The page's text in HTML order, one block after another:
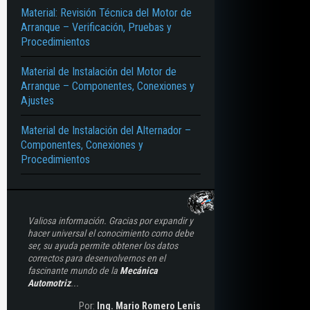
Material: Revisión Técnica del Motor de
Arranque – Verificación, Pruebas y
Procedimientos
Material de Instalación del Motor de
Arranque – Componentes, Conexiones y
Ajustes
Material de Instalación del Alternador –
Componentes, Conexiones y
Procedimientos
Valiosa información. Gracias por expandir y
hacer universal el conocimiento como debe
ser, su ayuda permite obtener los datos
correctos para desenvolvernos en el
fascinante mundo de la Mecánica
Automotriz...
Por: Ing. Mario Romero Lenis